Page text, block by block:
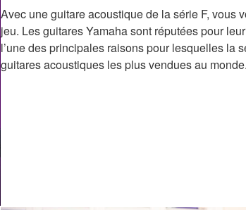
Avec une guitare acoustique de la série F, vous
jeu. Les guitares Yamaha sont réputées pour
l’une des principales raisons pour lesquelles la
guitares acoustiques les plus vendues au monde.